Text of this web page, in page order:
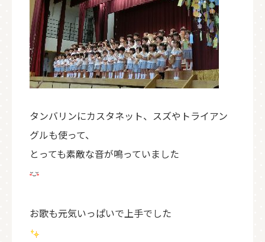
タンバリンにカスタネット、スズやトライアン
グルも使って、
とっても素敵な音が鳴っていました
お歌も元気いっぱいで上手でした